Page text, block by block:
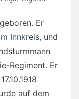
Er
Innkreis, und
Regiment. Er
auf dem